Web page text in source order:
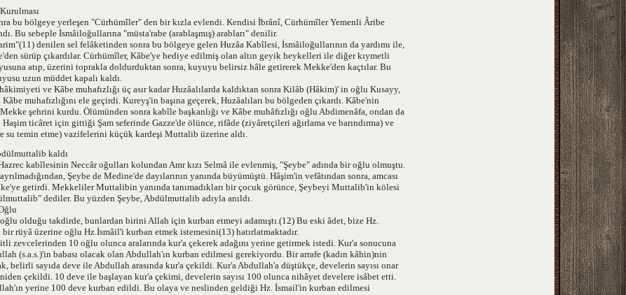
bu bölgeye yerleşen "Cürhümîler" den bir kızla evlendi. Kendisi İbrânî, Cürhümîler Yemenli Âribe
Bu sebeple İsmâiloğullarına "müsta'rabe (arablaşmış) arabları" denilir.
denilen sel felâketinden sonra bu bölgeye gelen Huzâa Kabîlesi, İsmâiloğullarının da yardımı ile,
sürüp çıkardılar. Cürhümîler, Kâbe'ye hediye edilmiş olan altın geyik heykelleri ile diğer kıymetli
atıp, üzerini toprakla doldurduktan sonra, kuyuyu belirsiz hâle getirerek Mekke'den kaçtılar. Bu
uzun müddet kapalı kaldı.
ve Kâbe muhafızlığı üç asır kadar Huzâalılarda kaldıktan sonra Kilâb (Hâkim)' in oğlu Kusayy,
muhafızlığını ele geçirdi. Kureyş'in başına geçerek, Huzâalıları bu bölgeden çıkardı. Kâbe'nin
şehrini kurdu. Ölümünden sonra kabîle başkanlığı ve Kâbe muhâfızlığı oğlu Abdimenâfa, ondan da
Haşim ticâret için gittiği Şam seferinde Gazze'de ölünce, rifâde (ziyâretçileri ağırlama ve barındırma) ve
su temin etme) vazifelerini küçük kardeşi Muttalib üzerine aldı.
kaldı
kabîlesinin Neccâr oğulları kolundan Amr kızı Selmâ ile evlenmiş, "Şeybe" adında bir oğlu olmuştu.
Şeybe de Medine'de dayılarının yanında büyümüştü. Hâşim'in vefâtından sonra, amcası
getirdi. Mekkeliler Muttalibin yanında tanımadıkları bir çocuk görünce, Şeybeyi Muttalib'in kölesi
dediler. Bu yüzden Şeybe, Abdülmuttalib adıyla anıldı.
olduğu takdirde, bunlardan birini Allah için kurban etmeyi adamıştı.(12) Bu eski âdet, bize Hz.
rüyâ üzerine oğlu Hz.İsmâil'i kurban etmek istemesini(13) hatırlatmaktadır.
zevcelerinden 10 oğlu olunca aralarında kur'a çekerek adağını yerine getirmek istedi. Kur'a sonucuna
(s.a.s.)'in babası olacak olan Abdullah'ın kurban edilmesi gerekiyordu. Bir arrafe (kadın kâhin)nin
belirli sayıda deve ile Abdullah arasında kur'a çekildi. Kur'a Abdullah'a düştükçe, develerin sayısı onar
çekildi. 10 deve ile başlayan kur'a çekimi, develerin sayısı 100 olunca nihâyet develere isâbet etti.
yerine 100 deve kurban edildi. Bu olaya ve neslinden geldiği Hz. İsmail'in kurban edilmesi